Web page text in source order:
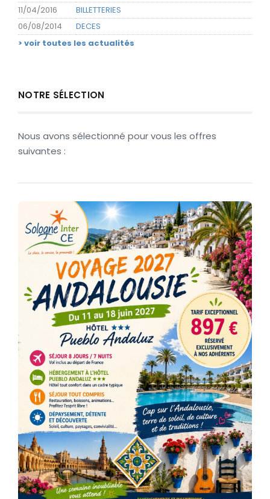
SPORTS MÉCANIQUES + SPORT AERONAUTQUE
VENTE DIRECTE & VENTES GROUPÉES
VOYAGES
11/04/2016
BILLETTERIES
06/08/2014
DECES
> voir toutes les actualités
NOTRE SÉLECTION
Nous avons sélectionné pour vous les offres
suivantes :